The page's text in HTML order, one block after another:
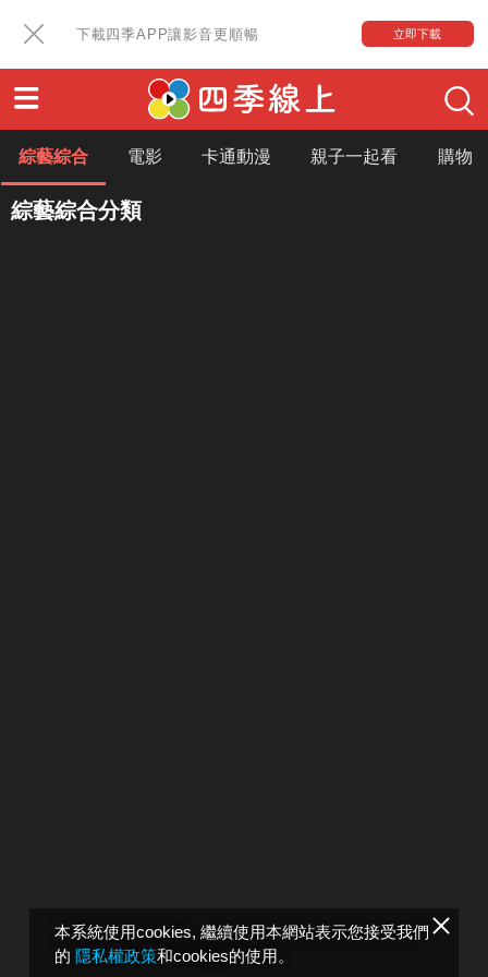
下載四季APP讓影音更順暢 立即下載
本系統使用cookies, 繼續使用本網站表示您接受我們
的 隱私權政策和cookies的使用。
綜藝綜合 電影 卡通動漫 親子一起看 購物
綜藝綜合分類